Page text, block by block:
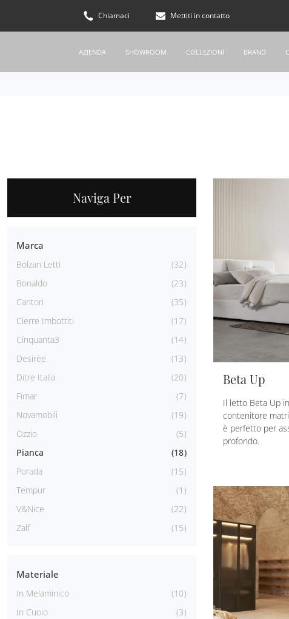
Chiamaci Mettiti in contatto
AZIENDA SHOWROOM COLLEZIONI BRAND
Naviga Per
Marca
Bolzan Letti
32
Bonaldo
23
Cantori
35
Cierre Imbottiti
17
Cinquanta3
14
Desirèe
13
Ditre Italia
20
Fimar
7
Novamobili
19
Ozzio
5
Pianca
18
Porada
15
Tempur
1
V&Nice
22
Zalf
15
Materiale
In Melaminico
10
In Cuoio
3
Beta Up
Il letto Beta Up
contenitore
è perfetto per
profondo.